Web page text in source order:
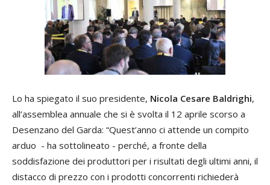
Lo ha spiegato il suo presidente, Nicola Cesare Baldrighi,
all’assemblea annuale che si è svolta il 12 aprile scorso a
Desenzano del Garda: “Quest’anno ci attende un compito
arduo - ha sottolineato - perché, a fronte della
soddisfazione dei produttori per i risultati degli ultimi anni, il
distacco di prezzo con i prodotti concorrenti richiederà